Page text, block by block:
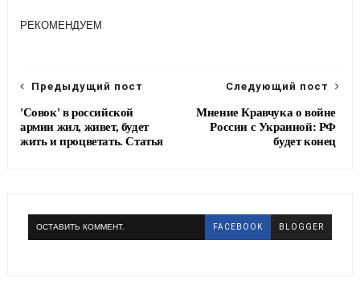
РЕКОМЕНДУЕМ
Следующий пост
Мнение Кравчука о войне
России с Украиной: РФ
будет конец
Предыдущий пост
'Совок' в российской
армии жил, живет, будет
жить и процветать. Статья
ОСТАВИТЬ КОММЕНТ. FACEBOOK BLOGGER